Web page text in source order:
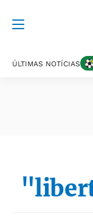
ÚLTIMAS NOTÍCIAS